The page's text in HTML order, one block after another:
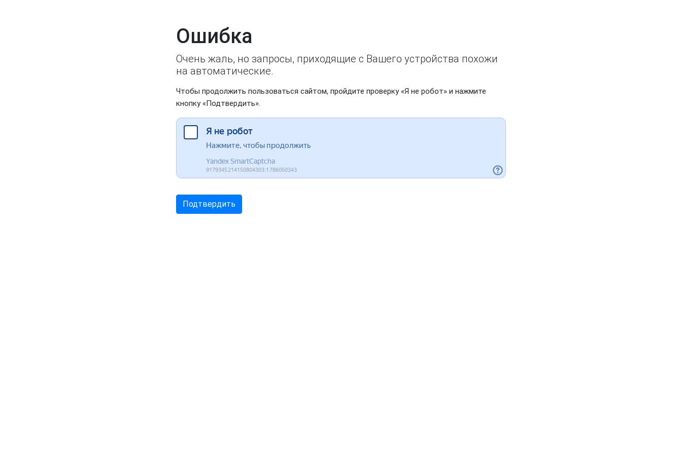
Ошибка
Очень жаль, но запросы, приходящие с Вашего устройства похожи
на автоматические.
Чтобы продолжить пользоваться сайтом, пройдите проверку «Я не робот» и нажмите
кнопку «Подтвердить».